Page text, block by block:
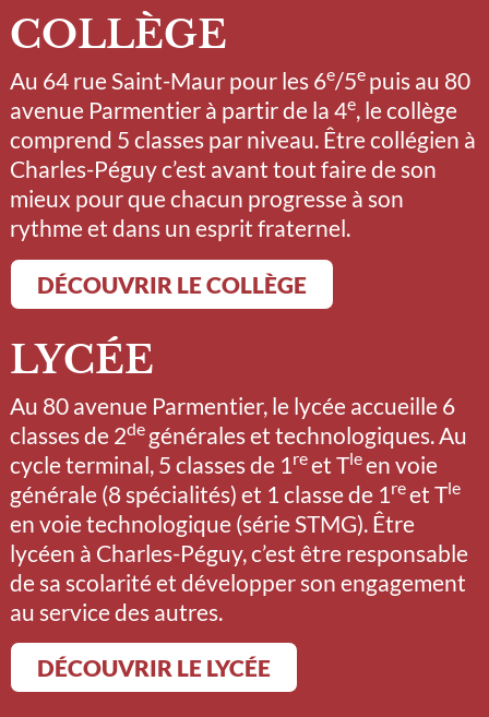
COLLÈGE
Au 64 rue Saint-Maur pour les 6e/5e puis au 80
avenue Parmentier à partir de la 4e, le collège
comprend 5 classes par niveau. Être collégien à
Charles-Péguy c’est avant tout faire de son
mieux pour que chacun progresse à son
rythme et dans un esprit fraternel.
DÉCOUVRIR LE COLLÈGE
LYCÉE
Au 80 avenue Parmentier, le lycée accueille 6
classes de 2de générales et technologiques. Au
cycle terminal, 5 classes de 1 reet Tleen voie
générale (8 spécialités) et 1 classe de 1 reet Tle
en voie technologique (série STMG). Être
lycéen à Charles-Péguy, c’est être responsable
de sa scolarité et développer son engagement
au service des autres.
DÉCOUVRIR LE LYCÉE